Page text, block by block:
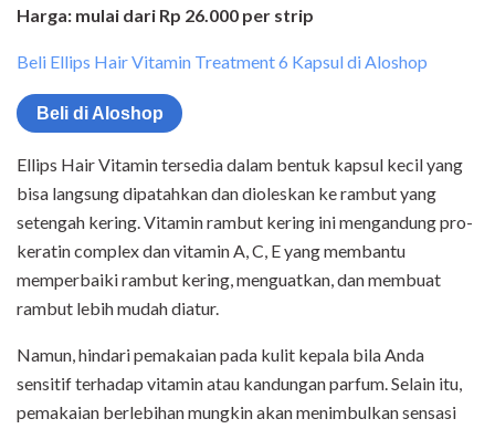
Harga: mulai dari Rp 26.000 per strip
Beli Ellips Hair Vitamin Treatment 6 Kapsul di Aloshop
Beli di Aloshop
Ellips Hair Vitamin tersedia dalam bentuk kapsul kecil yang
bisa langsung dipatahkan dan dioleskan ke rambut yang
setengah kering. Vitamin rambut kering ini mengandung pro-
keratin complex dan vitamin A, C, E yang membantu
memperbaiki rambut kering, menguatkan, dan membuat
rambut lebih mudah diatur.
Namun, hindari pemakaian pada kulit kepala bila Anda
sensitif terhadap vitamin atau kandungan parfum. Selain itu,
pemakaian berlebihan mungkin akan menimbulkan sensasi